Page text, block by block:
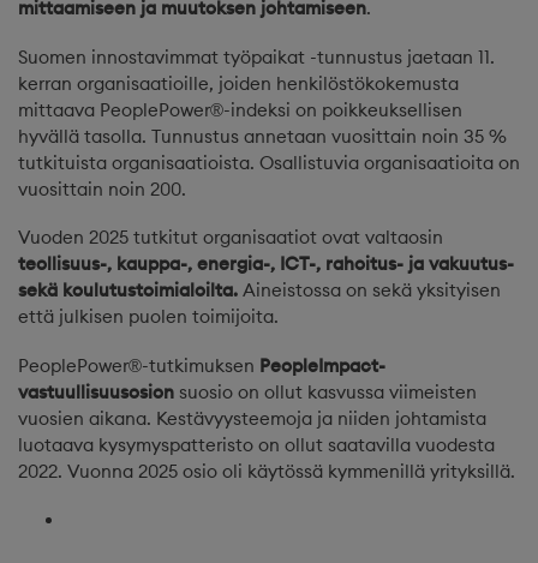
mittaamiseen ja muutoksen johtamiseen.
Suomen innostavimmat työpaikat -tunnustus jaetaan 11.
kerran organisaatioille, joiden henkilöstökokemusta
mittaava PeoplePower®-indeksi on poikkeuksellisen
hyvällä tasolla. Tunnustus annetaan vuosittain noin 35 %
tutkituista organisaatioista. Osallistuvia organisaatioita on
vuosittain noin 200.
Vuoden 2025 tutkitut organisaatiot ovat valtaosin
teollisuus-, kauppa-, energia-, ICT-, rahoitus- ja vakuutus-
sekä koulutustoimialoilta. Aineistossa on sekä yksityisen
että julkisen puolen toimijoita.
PeoplePower®-tutkimuksen PeopleImpact-
vastuullisuusosion suosio on ollut kasvussa viimeisten
vuosien aikana. Kestävyysteemoja ja niiden johtamista
luotaava kysymyspatteristo on ollut saatavilla vuodesta
2022. Vuonna 2025 osio oli käytössä kymmenillä yrityksillä.